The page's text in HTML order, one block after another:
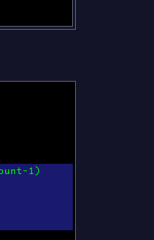
1)